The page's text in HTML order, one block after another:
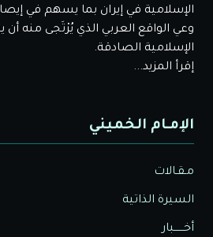
الإسلامية في إيران بما يسهم في
وعي الواقع العربي الذي يُرْتَجى منه
الإسلامية الصادقة.
إقرأ المزيد...
الإمـام الخميني
مـقـالات
السيرة الذاتية
أخــــــبار